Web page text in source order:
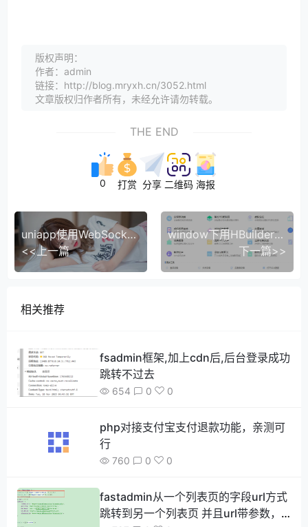
版权声明：
作者：admin
链接：http://blog.mryxh.cn/3052.html
文章版权归作者所有，未经允许请勿转载。
THE END
0 打赏 分享 二维码 海报
uniapp使用WebSocket实现即时通讯
<<上一篇
window下用HBuilderX实现iPhone真机调试（超全面的教程）
下一篇>>
相关推荐
fsadmin框架,加上cdn后,后台登录成功
跳转不过去
654 0 0
php对接支付宝支付退款功能，亲测可
行
760 0 0
fastadmin从一个列表页的字段url方式
跳转到另一个列表页 并且url带参数，